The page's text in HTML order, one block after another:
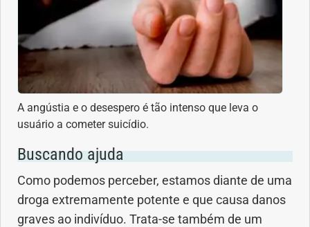
A angústia e o desespero é tão intenso que leva o
usuário a cometer suicídio.
Buscando ajuda
Como podemos perceber, estamos diante de uma
droga extremamente potente e que causa danos
graves ao indivíduo. Trata-se também de um